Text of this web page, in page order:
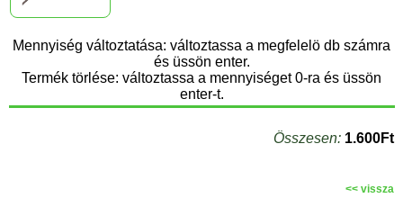
Mennyiség változtatása: változtassa a megfelelö db számra
és üssön enter.
Termék törlése: változtassa a mennyiséget 0-ra és üssön
enter-t.
Összesen: 1.600Ft
<< vissza